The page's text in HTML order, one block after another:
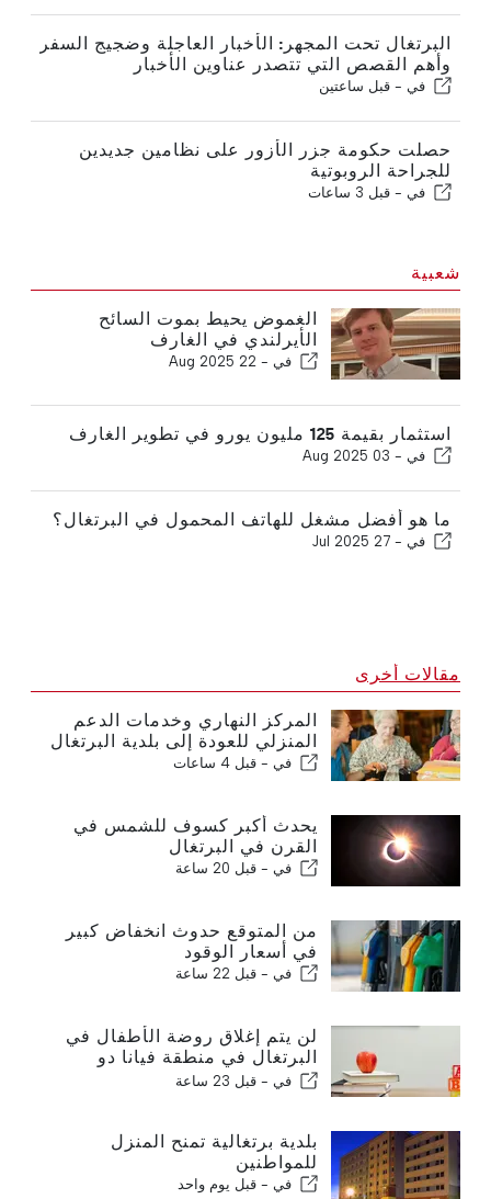
البرتغال تحت المجهر: الأخبار العاجلة وضجيج السفر
وأهم القصص التي تتصدر عناوين الأخبار
في - قبل ساعتين
حصلت حكومة جزر الأزور على نظامين جديدين
للجراحة الروبوتية
في - قبل 3 ساعات
شعبية
الغموض يحيط بموت السائح
الأيرلندي في الغارف
في - 22 Aug 2025
استثمار بقيمة 125 مليون يورو في تطوير الغارف
في - 03 Aug 2025
ما هو أفضل مشغل للهاتف المحمول في البرتغال؟
في - 27 Jul 2025
مقالات أخرى
المركز النهاري وخدمات الدعم
المنزلي للعودة إلى بلدية البرتغال
في - قبل 4 ساعات
يحدث أكبر كسوف للشمس في
القرن في البرتغال
في - قبل 20 ساعة
من المتوقع حدوث انخفاض كبير
في أسعار الوقود
في - قبل 22 ساعة
لن يتم إغلاق روضة الأطفال في
البرتغال في منطقة فيانا دو
كاستيلو
في - قبل 23 ساعة
بلدية برتغالية تمنح المنزل
للمواطنين
في - قبل يوم واحد